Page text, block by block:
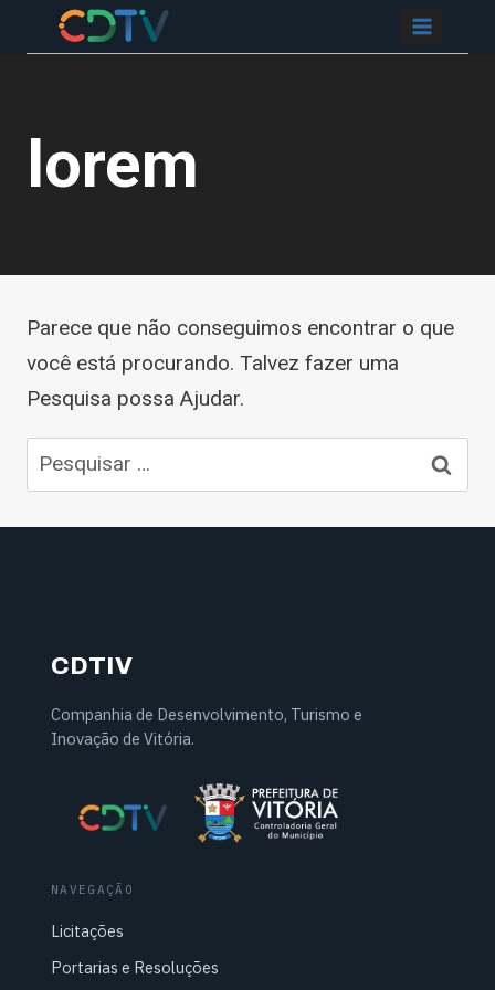
para
lorem
Parece que não conseguimos encontrar o que
você está procurando. Talvez fazer uma
Pesquisa possa Ajudar.
Pesquisar
por:
CDTIV
Companhia de Desenvolvimento, Turismo e
Inovação de Vitória.
NAVEGAÇÃO
Licitações
Portarias e Resoluções